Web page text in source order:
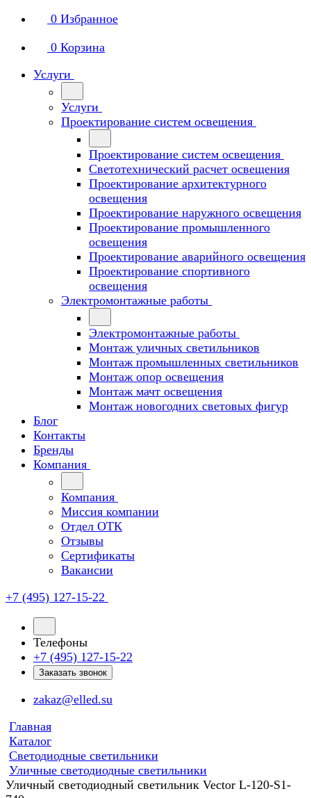
0 Избранное
0 Корзина
Услуги
Услуги
Проектирование систем освещения
Проектирование систем освещения
Светотехнический расчет освещения
Проектирование архитектурного
освещения
Проектирование наружного освещения
Проектирование промышленного
освещения
Проектирование аварийного освещения
Проектирование спортивного
освещения
Электромонтажные работы
Электромонтажные работы
Монтаж уличных светильников
Монтаж промышленных светильников
Монтаж опор освещения
Монтаж мачт освещения
Монтаж новогодних световых фигур
Блог
Контакты
Бренды
Компания
Компания
Миссия компании
Отдел ОТК
Отзывы
Сертификаты
Вакансии
+7 (495) 127-15-22
Телефоны
+7 (495) 127-15-22
Заказать звонок
zakaz@elled.su
Главная
Каталог
Светодиодные светильники
Уличные светодиодные светильники
Уличный светодиодный светильник Vector L-120-S1-